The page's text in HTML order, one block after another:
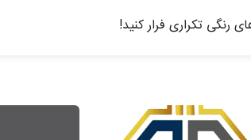
رنگی تکراری فرار کنید!